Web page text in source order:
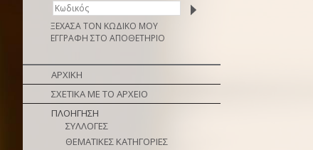
ΞΕΧΑΣΑ ΤΟΝ ΚΩΔΙΚΟ ΜΟΥ
ΕΓΓΡΑΦΗ ΣΤΟ ΑΠΟΘΕΤΗΡΙΟ
ΑΡΧΙΚΗ
ΣΧΕΤΙΚΑ ΜΕ ΤΟ ΑΡΧΕΙΟ
ΠΛΟΗΓΗΣΗ
ΣΥΛΛΟΓΕΣ
ΘΕΜΑΤΙΚΕΣ ΚΑΤΗΓΟΡΙΕΣ